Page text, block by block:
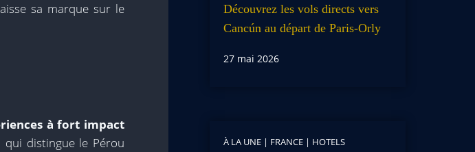
sa marque sur le
à fort impact
qui distingue le Pérou
Découvrez les vols directs vers
Cancún au départ de Paris-Orly
27 mai 2026
À LA UNE| FRANCE| HOTELS